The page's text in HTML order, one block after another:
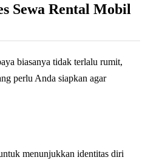
Sewa Rental Mobil
biasanya tidak terlalu rumit,
perlu Anda siapkan agar
menunjukkan identitas diri